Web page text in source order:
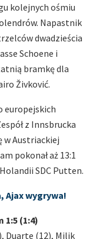
kolejnych ośmiu
Napastnik
dwadzieścia
Schoene i
bramkę dla
Živković.
europejskich
z Innsbrucka
w Austriackiej
pokonał aż 13:1
SDC Putten.
Ajax wygrywa!
1:5 (1:4)
Duarte (12), Milik